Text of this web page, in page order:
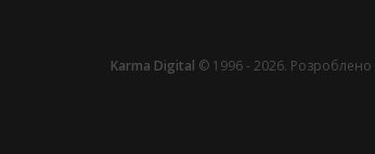
Karma Digital © 1996 - 2026. Розроблено